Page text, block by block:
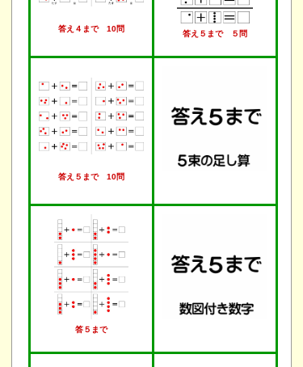
答え４まで 10問
答え５まで ５問
答え５まで 10問
答５まで